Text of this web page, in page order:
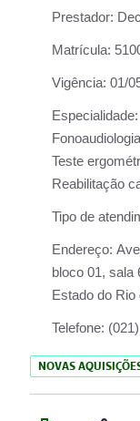
Prestador:
Matrícula:
Vigência: 01/
Especialidade:
Teste
Reabilitação
Tipo de
Endereço:
bloco 01, sala
Estado do Rio
Telefone:
NOVAS